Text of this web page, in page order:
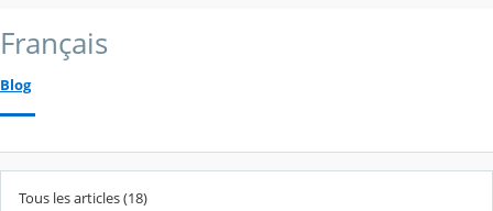
Français
Blog
Tous les articles (18)